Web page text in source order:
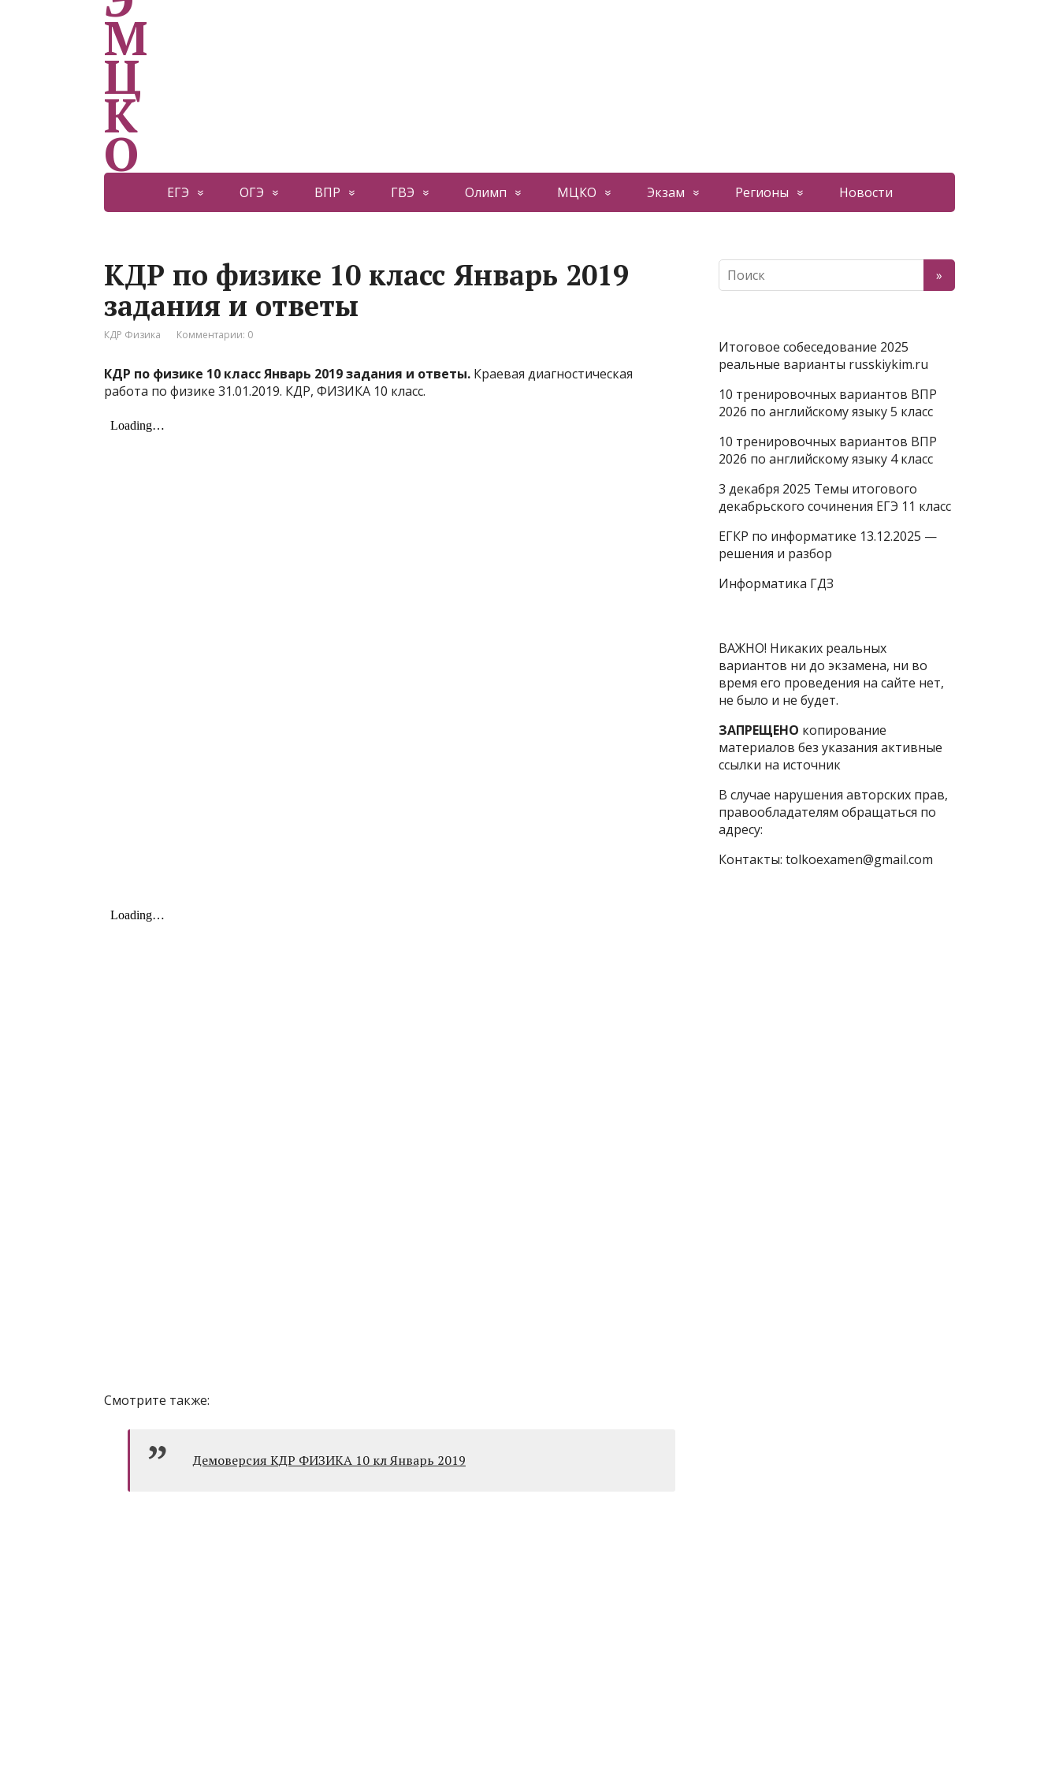
ЕГЭ ОГЭ ВПР ГВЭ Олимп МЦКО Экзам Регионы Новости
КДР по физике 10 класс Январь 2019
задания и ответы
КДР Физика Комментарии: 0
КДР по физике 10 класс Январь 2019 задания и ответы. Краевая диагностическая
работа по физике 31.01.2019. КДР, ФИЗИКА 10 класс.
Смотрите также:
Демоверсия КДР ФИЗИКА 10 кл Январь 2019
Итоговое собеседование 2025
реальные варианты russkiykim.ru
10 тренировочных вариантов ВПР
2026 по английскому языку 5 класс
10 тренировочных вариантов ВПР
2026 по английскому языку 4 класс
3 декабря 2025 Темы итогового
декабрьского сочинения ЕГЭ 11 класс
ЕГКР по информатике 13.12.2025 —
решения и разбор
Информатика ГДЗ
ВАЖНО! Никаких реальных
вариантов ни до экзамена, ни во
время его проведения на сайте нет,
не было и не будет.
ЗАПРЕЩЕНО копирование
материалов без указания активные
ссылки на источник
В случае нарушения авторских прав,
правообладателям обращаться по
адресу:
Контакты: tolkoexamen@gmail.com